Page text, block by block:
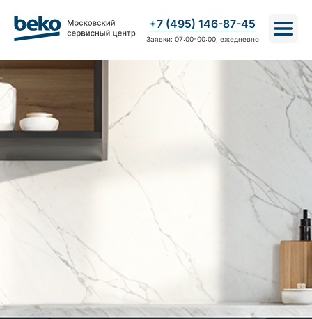
+7 (495) 146-87-45
Заявки: 07:00-00:00, ежедневно